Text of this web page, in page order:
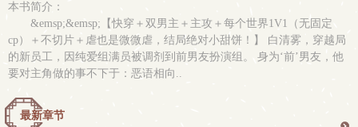
本书简介：
&emsp;&emsp;【快穿＋双男主＋主攻＋每个世界1V1（无固定
cp）＋不切片＋虐也是微微虐，结局绝对小甜饼！】 白清雾，穿越局
的新员工，因纯爱组满员被调剂到前男友扮演组。 身为‘前’男友，他
要对主角做的事不下于：恶语相向..
最新章节